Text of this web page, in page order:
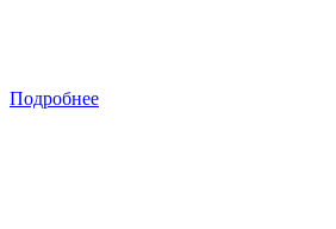
Подробнее